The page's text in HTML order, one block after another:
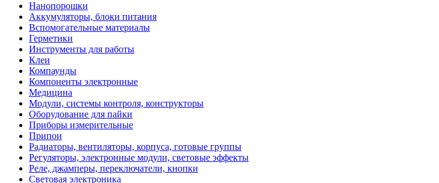
Нанопорошки
Аккумуляторы, блоки питания
Вспомогательные материалы
Герметики
Инструменты для работы
Клеи
Компаунды
Компоненты электронные
Медицина
Модули, системы контроля, конструкторы
Оборудование для пайки
Приборы измерительные
Припои
Радиаторы, вентиляторы, корпуса, готовые группы
Регуляторы, электронные модули, световые эффекты
Реле, джамперы, переключатели, кнопки
Световая электроника